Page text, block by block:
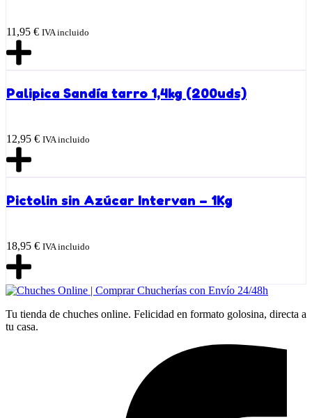
11,95 € IVA incluido
Palipica Sandía tarro 1,4kg (200uds)
12,95 € IVA incluido
Pictolin sin Azúcar Intervan – 1Kg
18,95 € IVA incluido
Tu tienda de chuches online. Felicidad en formato golosina, directa a
tu casa.